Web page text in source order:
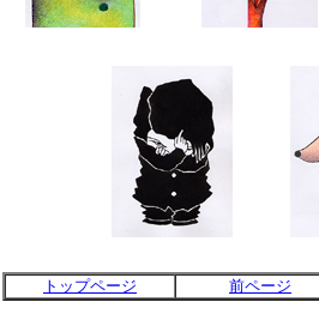
トップページ 前ページ